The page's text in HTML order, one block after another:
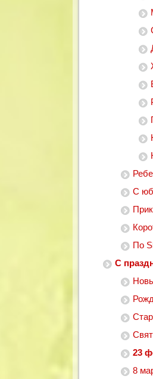
С
По
С
23
8